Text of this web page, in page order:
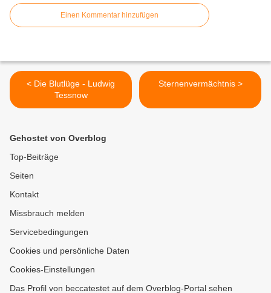
Einen Kommentar hinzufügen
< Die Blutlüge - Ludwig
Tessnow
Sternenvermächtnis >
Gehostet von Overblog
Top-Beiträge
Seiten
Kontakt
Missbrauch melden
Servicebedingungen
Cookies und persönliche Daten
Cookies-Einstellungen
Das Profil von beccatestet auf dem Overblog-Portal sehen